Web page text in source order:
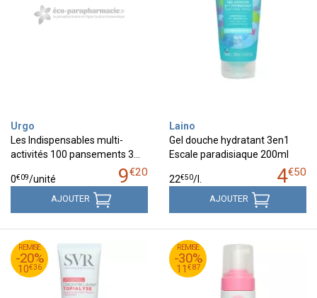
Urgo
Les Indispensables multi-
activités 100 pansements 3…
9€20
0€09/unité
AJOUTER
Laino
Gel douche hydratant 3en1
Escale paradisiaque 200ml
4€50
22€50/l.
AJOUTER
REMISE
-20%
10€36
12
€
95
10
€
36
REMISE
-30%
11 €87
16
€
95
11
€
87